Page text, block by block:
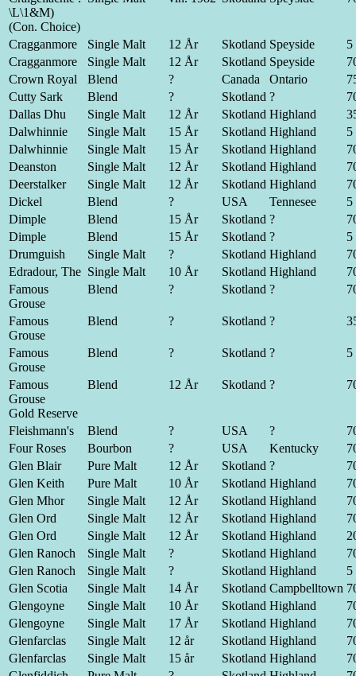
\L\1&M)
(Con. Choice)
Cragganmore Single Malt 12 År Skotland Speyside
5
Cragganmore
Single Malt 12 År Skotland Speyside
Crown Royal
Blend ? Canada Ontario
Cutty Sark
Blend ? Skotland ?
Dallas Dhu
Single Malt 12 År Skotland Highland
Dalwhinnie
Single Malt 15 År Skotland Highland
5
Dalwhinnie
Single Malt 15 År Skotland Highland
Deanston
Single Malt 12 År Skotland Highland
Deerstalker
Single Malt 12 År Skotland Highland
Dickel
Blend ? USA Tennesee
5
Dimple
Blend 15 År Skotland ?
Dimple
Blend 15 År Skotland ?
5
Drumguish
Single Malt ? Skotland Highland
Edradour, The Single Malt 10 År Skotland Highland
Famous
Grouse
Blend ? Skotland ?
Famous
Grouse
Blend ? Skotland ?
Famous
Grouse
Blend ? Skotland ? 5
Famous
Grouse
Gold Reserve
Blend 12 År Skotland ?
Fleishmann's Blend ? USA ?
Four Roses
Bourbon ? USA Kentucky
Glen Blair
Pure Malt 12 År Skotland ?
Glen Keith
Pure Malt 10 År Skotland Highland
Glen Mhor
Single Malt 12 År Skotland Highland
Glen Ord
Single Malt 12 År Skotland Highland
Glen Ord
Single Malt 12 År Skotland Highland
Glen Ranoch
Single Malt ? Skotland Highland
Glen Ranoch
Single Malt ? Skotland Highland
5
Glen Scotia
Single Malt 14 År Skotland Campbelltown
Glengoyne
Single Malt 10 År Skotland Highland
Glengoyne
Single Malt 17 År Skotland Highland
Glenfarclas
Single Malt 12 år Skotland Highland
Glenfarclas
Single Malt 15 år Skotland Highland